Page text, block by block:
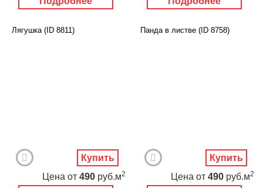
Лягушка (ID 8811)
Цена от 490 руб.м2
Купить
Панда в листве (ID 8758)
Цена от 490 руб.м2
Купить